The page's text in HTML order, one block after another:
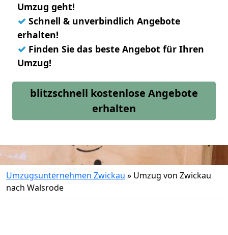
Umzug geht!
✓ Schnell & unverbindlich Angebote
erhalten!
✓ Finden Sie das beste Angebot für Ihren
Umzug!
blitzschnell kostenlose Angebote
erhalten
Umzugsunternehmen Zwickau » Umzug von Zwickau
nach Walsrode